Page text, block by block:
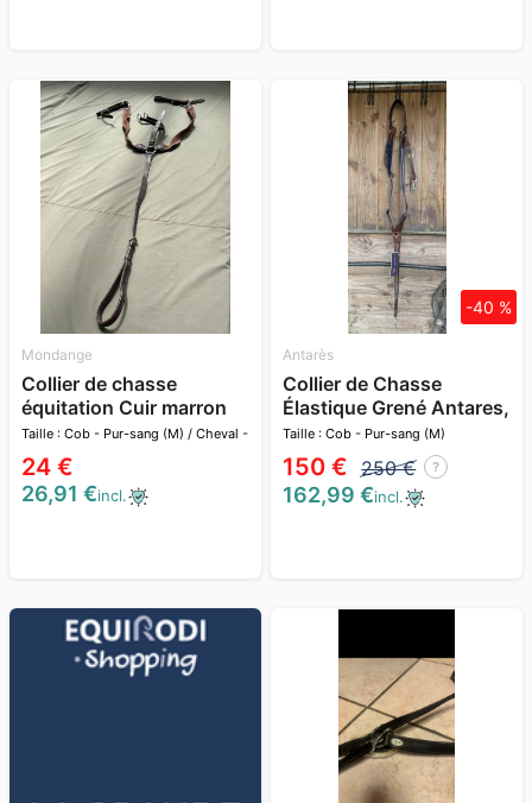
Mondange
Collier de chasse
équitation Cuir marron
élastique mar
Taille : Cob - Pur-sang (M) / Cheval -
Full (L)
24 €
26,91 €incl.
Antarès
Collier de Chasse
Élastique Grené Antares,
3 points taille full
Taille : Cob - Pur-sang (M)
150 € 250 € ?
-40 %
162,99 €incl.